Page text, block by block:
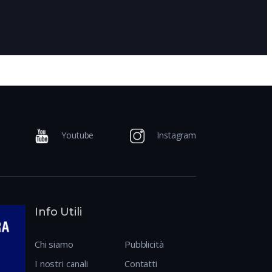
Youtube Instagram
Info Utili
Chi siamo
I nostri canali
Pubblicità
Contatti